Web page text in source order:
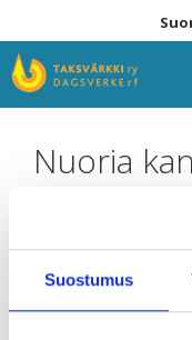
Suostumus
sisältöön
Nuoria
San